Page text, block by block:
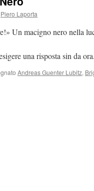
Piero Laporta
Un macigno nero nella
una risposta sin da ora.
Andreas Guenter Lubitz,